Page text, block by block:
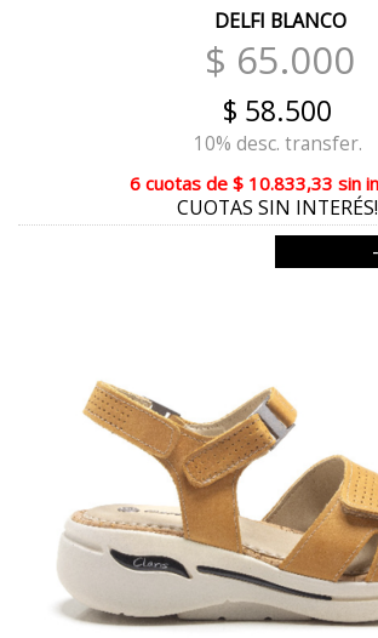
CURRY
DIOR
NEGRO CARAMELO
NEGRO UVA
NEGRO ROBLE
PRINT CURRY
SUELA LADRILLO
GAMAS MARRON
VISON MULTICOLOR
PLATINO
DELFI BLANCO
$ 65.000
$ 58.500
10% desc. transfer.
6 cuotas de $ 10.833,33 sin
CUOTAS SIN INTERÉS!